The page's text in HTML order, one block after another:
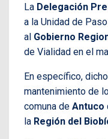
La Delegación
a la Unidad de
al Gobierno
de Vialidad en el
En específico,
mantenimiento de
comuna de Antuco
la Región del